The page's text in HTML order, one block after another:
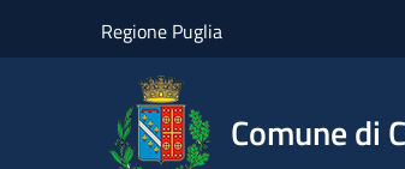
Regione Puglia
Comune di